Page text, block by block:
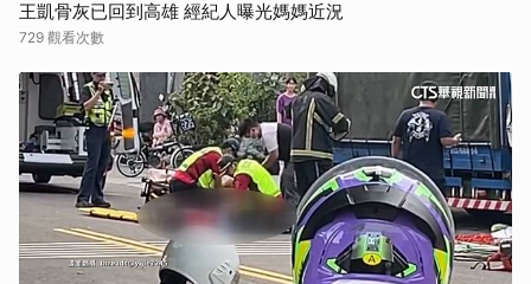
王凱骨灰已回到高雄 經紀人曝光媽媽近況
729 觀看次數